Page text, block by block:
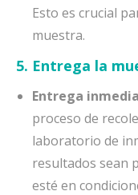
Esto es crucial
muestra.
5. Entrega la
Entrega
proceso de
laboratorio de
resultados sean
esté en